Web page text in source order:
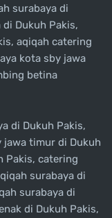
surabaya di
Dukuh Pakis,
aqiqah catering
kota sby jawa
betina
di Dukuh Pakis,
jawa timur di Dukuh
Pakis, catering
surabaya di
surabaya di
di Dukuh Pakis,